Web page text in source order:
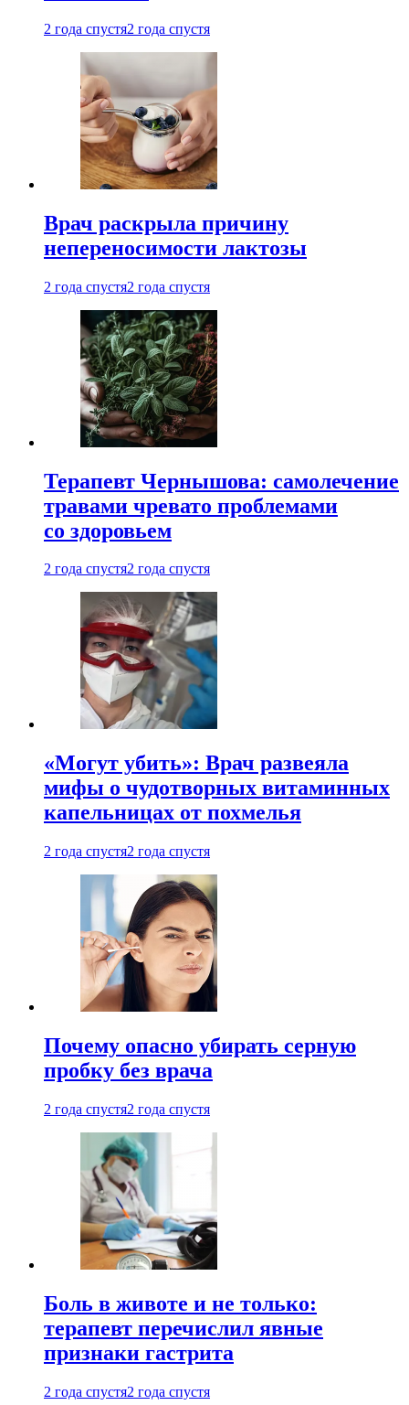
2 года спустя2 года спустя
Врач раскрыла причину
непереносимости лактозы
2 года спустя2 года спустя
Терапевт Чернышова: самолечение
травами чревато проблемами
со здоровьем
2 года спустя2 года спустя
«Могут убить»: Врач развеяла
мифы о чудотворных витаминных
капельницах от похмелья
2 года спустя2 года спустя
Почему опасно убирать серную
пробку без врача
2 года спустя2 года спустя
Боль в животе и не только:
терапевт перечислил явные
признаки гастрита
2 года спустя2 года спустя